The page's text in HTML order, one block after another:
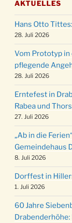
11.12.
Puer-
19.12.
12 Uhr
20.12.
der
24.12.
24.12.
24.12.
15:00
24.12.
18:00
24.12.
um
31.12.
18:00
AKTUELLES
Hans Otto
28. Juli 2026
Vom Prototyp
pflegende
28. Juli 2026
Erntefest in
Rabea und
27. Juli 2026
„Ab in die
Gemeindehaus
8. Juli 2026
Dorffest in
1. Juli 2026
60 Jahre